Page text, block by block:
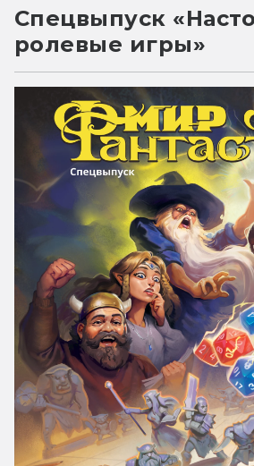
Спецвыпуск
ролевые игры»